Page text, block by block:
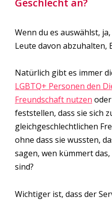
Geschlecht an?
Wenn du es auswählst,
Leute davon abzuhalten,
Natürlich gibt es immer
LGBTQ+ Personen den
Freundschaft nutzen
feststellen, dass sie sich
gleichgeschlechtlichen
ohne dass sie wussten,
sagen, wen kümmert
sind?
Wichtiger ist, dass der